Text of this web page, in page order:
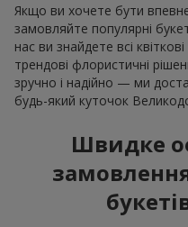
Якщо ви хочете бути
замовляйте популярні
нас ви знайдете всі
трендові флористичні
зручно і надійно — ми
будь-який куточок
Швидке